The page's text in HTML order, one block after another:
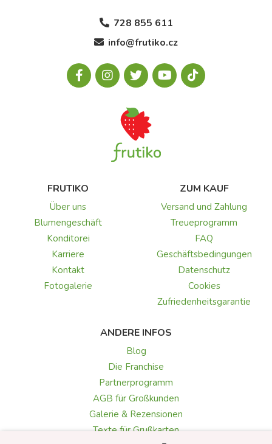
728 855 611
info@frutiko.cz
FRUTIKO
Über uns
Blumengeschäft
Konditorei
Karriere
Kontakt
Fotogalerie
ZUM KAUF
Versand und Zahlung
Treueprogramm
FAQ
Geschäftsbedingungen
Datenschutz
Cookies
Zufriedenheitsgarantie
ANDERE INFOS
Blog
Die Franchise
Partnerprogramm
AGB für Großkunden
Galerie & Rezensionen
Texte für Grußkarten